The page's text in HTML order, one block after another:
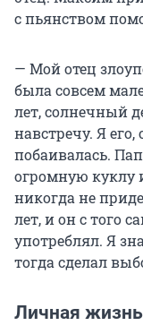
с пьянством
— Мой отец
была совсем
лет, солнечный
навстречу. Я
побаивалась.
огромную куклу
никогда не
лет, и он с того
употреблял. Я
тогда сделал
Личная